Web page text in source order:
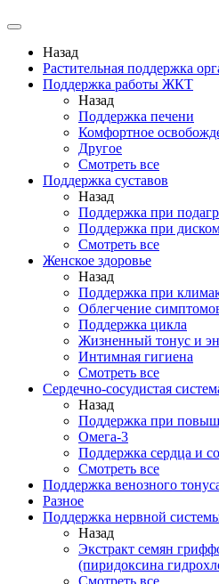
Назад
Растительная поддержка
Поддержка работы ЖКТ
Назад
Поддержка печени
Комфортное
Другое
Смотреть все
Поддержка суставов
Назад
Поддержка при
Поддержка при
Смотреть все
Женское здоровье
Назад
Поддержка при
Облегчение
Поддержка цикла
Жизненный тонус и
Интимная гигиена
Смотреть все
Сердечно-сосудистая
Назад
Поддержка при
Омега-3
Поддержка сердца и
Смотреть все
Поддержка венозного
Разное
Поддержка нервной
Назад
Экстракт семян
(пиридоксина
Смотреть все